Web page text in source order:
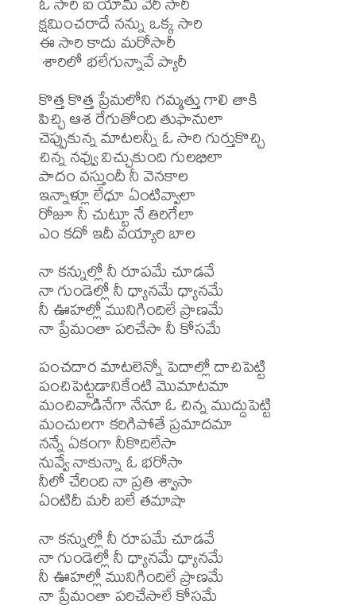
క్షమించరాదే నన్ను ఒక్క సారి
ఈ సారి కాదు మరోసారీ
కొత్త కొత్త ప్రేమలోని గమ్మత్తు గాలి తాకి
పిచ్చి ఆశ రేగుతోంది తుఫానులా
చెప్పుకున్న మాటలన్నీ ఓ సారి గుర్తుకొచ్చి
చిన్న నవ్వు విచ్చుకుంది గులభిలా
పాదం వస్తుందీ నీ వెనకాల
ఇన్నాళ్లూ లేధూ ఏంటివ్వాలా
రోజూ నీ చుట్టూ నే తిరిగేలా
ఎం కదో ఇదీ వయ్యారి బాల
నా కన్నుల్లో నీ రూపమే చూడవే
నా గుండెల్లో నీ ధ్యానమే ధ్యానమే
నీ ఊహల్లో మునిగిందిలే ప్రాణమే
నా ప్రేమంతా పరిచేసా నీ కోసమే
పంచదార మాటలెన్నో పెదాల్లో దాచిపెట్టి
పంచిపెట్టడానికేంటి మొమాటమా
మంచివాడినేగా నేనూ ఓ చిన్న ముద్దుపెట్టి
మంచులగా కరిగిపోతే ప్రమాదమా
నన్నే ఏకంగా నీకొదిలేసా
నువ్వే నాకున్నా ఓ భరోసా
నీలో చేరింది నా ప్రతి శ్వాసా
ఏంటిదీ మరీ బలే తమాషా
నా కన్నుల్లో నీ రూపమే చూడవే
నా గుండెల్లో నీ ధ్యానమే ధ్యానమే
నీ ఊహల్లో మునిగిందిలే ప్రాణమే